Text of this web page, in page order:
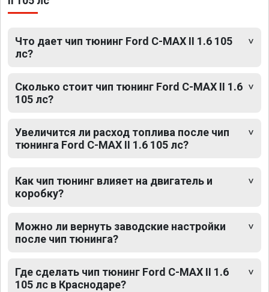
Что дает чип тюнинг Ford C-MAX II 1.6 105
лс?
Сколько стоит чип тюнинг Ford C-MAX II 1.6
105 лс?
Увеличится ли расход топлива после чип
тюнинга Ford C-MAX II 1.6 105 лс?
Как чип тюнинг влияет на двигатель и
коробку?
Можно ли вернуть заводские настройки
после чип тюнинга?
Где сделать чип тюнинг Ford C-MAX II 1.6
105 лс в Краснодаре?